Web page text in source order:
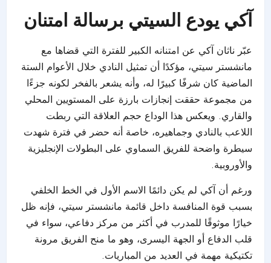
آكي يودع السيتي برسالة امتنان
عبّر ناثان آكي عن امتنانه الكبير للفترة التي قضاها مع
مانشستر سيتي، مؤكدًا أن تمثيل النادي خلال الأعوام الستة
الماضية كان شرفًا كبيرًا له، وأنه يشعر بالفخر لكونه جزءًا
من مجموعة حققت إنجازات بارزة على المستويين المحلي
والقاري. ويعكس هذا الوداع حجم العلاقة التي ربطت
اللاعب بالنادي وجماهيره، خاصة أنه حضر في فترة شهدت
سيطرة واضحة للفريق السماوي على البطولات الإنجليزية
والأوروبية.
ورغم أن آكي لم يكن دائمًا الاسم الأول في الخط الخلفي
بسبب قوة المنافسة داخل قائمة مانشستر سيتي، فإنه ظل
خيارًا موثوقًا للمدرب في أكثر من مركز دفاعي، سواء في
قلب الدفاع أو الجهة اليسرى، وهو ما منح الفريق مرونة
تكتيكية مهمة في العديد من المباريات.